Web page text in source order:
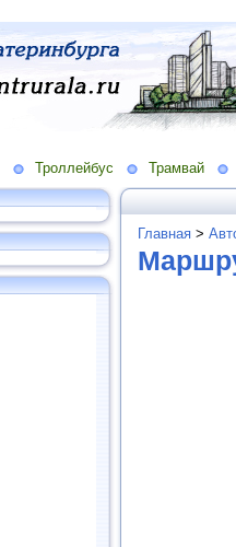
Троллейбус Трамвай
Главная >